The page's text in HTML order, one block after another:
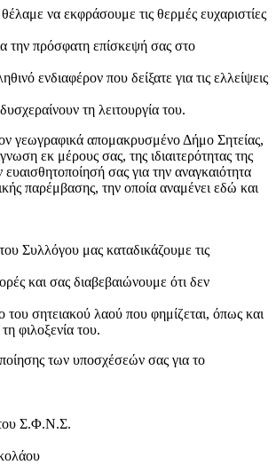
να εκφράσουμε τις θερμές ευχαριστίες
την πρόσφατη επίσκεψή σας στο
ενδιαφέρον που δείξατε για τις ελλείψεις
τη λειτουργία του.
γεωγραφικά απομακρυσμένο Δήμο Σητείας,
εκ μέρους σας, της ιδιαιτερότητας της
ευαισθητοποίησή σας για την αναγκαιότητα
παρέμβασης, την οποία αναμένει εδώ και
Συλλόγου μας καταδικάζουμε τις
και σας διαβεβαιώνουμε ότι δεν
του σητειακού λαού που φημίζεται, όπως και
φιλοξενία του.
των υποσχέσεών σας για το
Σ.Φ.Ν.Σ.